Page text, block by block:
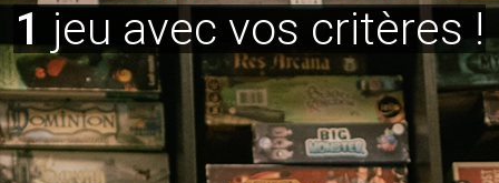
1 jeu avec vos critères !